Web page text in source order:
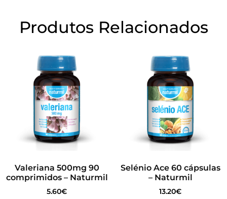
Produtos Relacionados
Valeriana 500mg 90
comprimidos – Naturmil
5.60€
Selénio Ace 60 cápsulas
– Naturmil
13.20€